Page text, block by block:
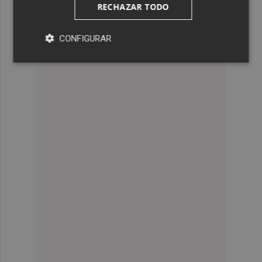
RECHAZAR TODO
CONFIGURAR